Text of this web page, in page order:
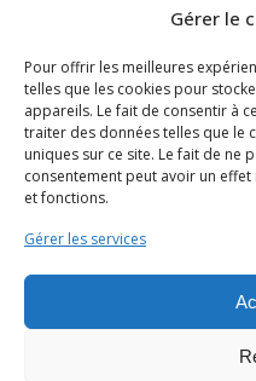
Gérer le
Pour offrir les meilleures
telles que les cookies pour
appareils. Le fait de consentir à
traiter des données telles que le
uniques sur ce site. Le fait de ne
consentement peut avoir un
et fonctions.
Gérer les services
SARL GS2A
Puy-de-
04 73 68 61
Vendredi : 8h -
Samedi -